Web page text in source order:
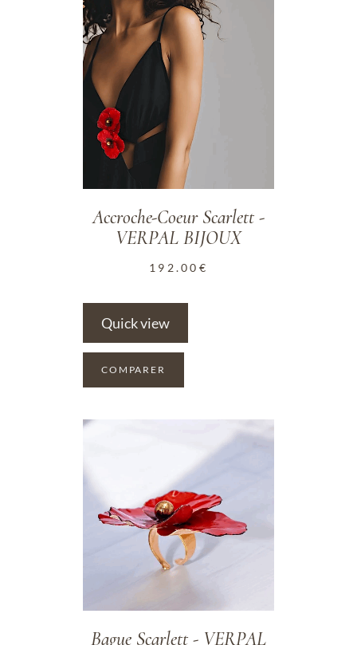
Accroche-Coeur Scarlett -
VERPAL BIJOUX
192.00 €
Quick view
COMPARER
Bague Scarlett - VERPAL